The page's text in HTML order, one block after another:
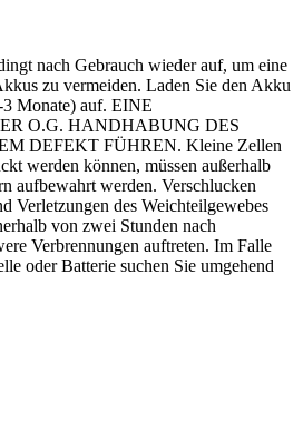
nach Gebrauch wieder auf, um eine
zu vermeiden. Laden Sie den Akku
Monate) auf. EINE
O.G. HANDHABUNG DES
DEFEKT FÜHREN. Kleine Zellen
werden können, müssen außerhalb
aufbewahrt werden. Verschlucken
Verletzungen des Weichteilgewebes
von zwei Stunden nach
Verbrennungen auftreten. Im Falle
oder Batterie suchen Sie umgehend